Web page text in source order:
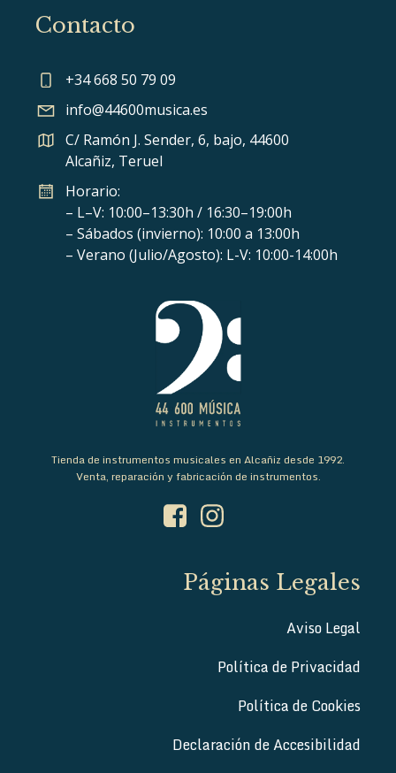
Contacto
+34 668 50 79 09
info@44600musica.es
C/ Ramón J. Sender, 6, bajo, 44600
Alcañiz, Teruel
Horario:
– L–V: 10:00–13:30h / 16:30–19:00h
– Sábados (invierno): 10:00 a 13:00h
– Verano (Julio/Agosto): L-V: 10:00-14:00h
Tienda de instrumentos musicales en Alcañiz desde 1992.
Venta, reparación y fabricación de instrumentos.
Páginas Legales
Aviso Legal
Política de Privacidad
Política de Cookies
Declaración de Accesibilidad